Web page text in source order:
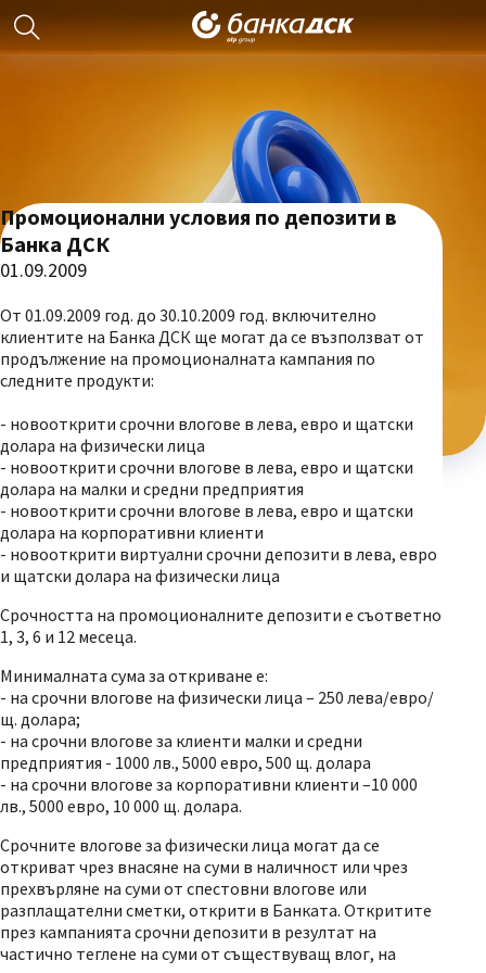
Промоционални условия по депозити в
Банка ДСК
01.09.2009
От 01.09.2009 год. до 30.10.2009 год. включително
клиентите на Банка ДСК ще могат да се възползват от
продължение на промоционалната кампания по
следните продукти:
- новооткрити срочни влогове в лева, евро и щатски
долара на физически лица
- новооткрити срочни влогове в лева, евро и щатски
долара на малки и средни предприятия
- новооткрити срочни влогове в лева, евро и щатски
долара на корпоративни клиенти
- новооткрити виртуални срочни депозити в лева, евро
и щатски долара на физически лица
Срочността на промоционалните депозити е съответно
1, 3, 6 и 12 месеца.
Минималната сума за откриване е:
- на срочни влогове на физически лица – 250 лева/евро/
щ. долара;
- на срочни влогове за клиенти малки и средни
предприятия - 1000 лв., 5000 евро, 500 щ. долара
- на срочни влогове за корпоративни клиенти –10 000
лв., 5000 евро, 10 000 щ. долара.
Срочните влогове за физически лица могат да се
откриват чрез внасяне на суми в наличност или чрез
прехвърляне на суми от спестовни влогове или
разплащателни сметки, открити в Банката. Откритите
през кампанията срочни депозити в резултат на
частично теглене на суми от съществуващ влог, на